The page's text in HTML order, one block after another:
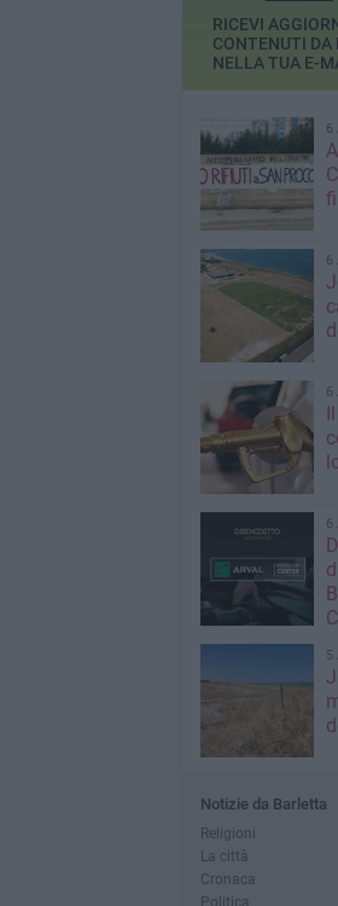
RICEVI
CONTENUTI DA
NELLA TUA E-
6
6
6
6
5
Notizie da Barletta
Religioni
La città
Cronaca
Politica